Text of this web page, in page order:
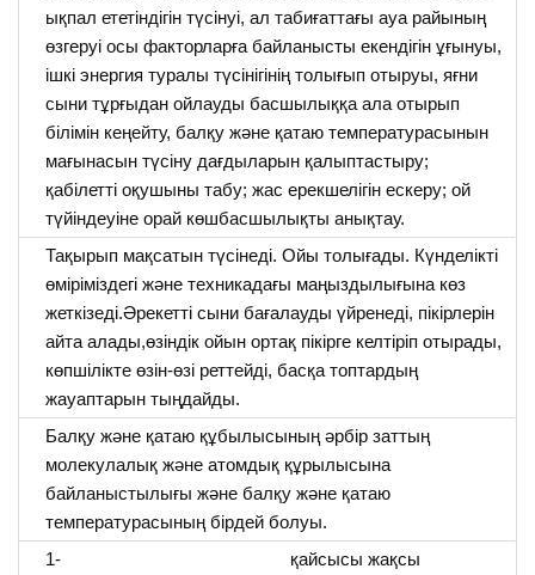
ықпал ететіндігін түсінуі, ал табиғаттағы ауа райының
өзгеруі осы факторларға байланысты екендігін ұғынуы,
ішкі энергия туралы түсінігінің толығып отыруы, яғни
сыни тұрғыдан ойлауды басшылыққа ала отырып
білімін кеңейту, балқу және қатаю температурасынын
мағынасын түсіну дағдыларын қалыптастыру;
қабілетті оқушыны табу; жас ерекшелігін ескеру; ой
түйіндеуіне орай көшбасшылықты анықтау.
Тақырып мақсатын түсінеді. Ойы толығады. Күнделікті
өміріміздегі және техникадағы маңыздылығына көз
жеткізеді.Әрекетті сыни бағалауды үйренеді, пікірлерін
айта алады,өзіндік ойын ортақ пікірге келтіріп отырады,
көпшілікте өзін-өзі реттейді, басқа топтардың
жауаптарын тыңдайды.
Балқу және қатаю құбылысының әрбір заттың
молекулалық және атомдық құрылысына
байланыстылығы және балқу және қатаю
температурасының бірдей болуы.
1-
қайсысы жақсы